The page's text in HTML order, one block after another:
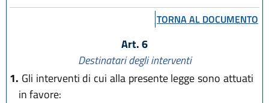
TORNA AL DOCUMENTO
Art. 6
Destinatari degli interventi
1. Gli interventi di cui alla presente legge sono attuati
in favore: